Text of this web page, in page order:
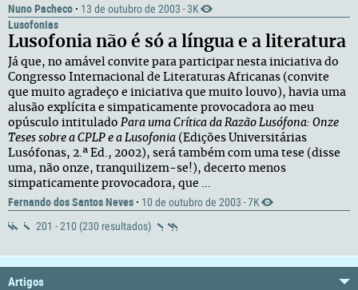
Nuno Pacheco · 13 de outubro de 2003 · 3K
Lusofonias
Lusofonia não é só a língua e a literatura
Já que, no amável convite para participar nesta iniciativa do
Congresso Internacional de Literaturas Africanas (convite
que muito agradeço e iniciativa que muito louvo), havia uma
alusão explícita e simpaticamente provocadora ao meu
opúsculo intitulado Para uma Crítica da Razão Lusófona: Onze
Teses sobre a CPLP e a Lusofonia (Edições Universitárias
Lusófonas, 2.ª Ed., 2002), será também com uma tese (disse
uma, não onze, tranquilizem-se!), decerto menos
simpaticamente provocadora, que ...
Fernando dos Santos Neves · 10 de outubro de 2003 · 7K
201 - 210 (230 resultados)
Artigos